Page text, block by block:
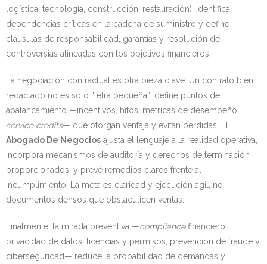
logística, tecnología, construcción, restauración), identifica
dependencias críticas en la cadena de suministro y define
cláusulas de responsabilidad, garantías y resolución de
controversias alineadas con los objetivos financieros.
La negociación contractual es otra pieza clave. Un contrato bien
redactado no es solo “letra pequeña”: define puntos de
apalancamiento —incentivos, hitos, métricas de desempeño,
service credits— que otorgan ventaja y evitan pérdidas. El
Abogado De Negocios ajusta el lenguaje a la realidad operativa,
incorpora mecanismos de auditoría y derechos de terminación
proporcionados, y prevé remedios claros frente al
incumplimiento. La meta es claridad y ejecución ágil, no
documentos densos que obstaculicen ventas.
Finalmente, la mirada preventiva —compliancefinanciero,
privacidad de datos, licencias y permisos, prevención de fraude y
ciberseguridad— reduce la probabilidad de demandas y